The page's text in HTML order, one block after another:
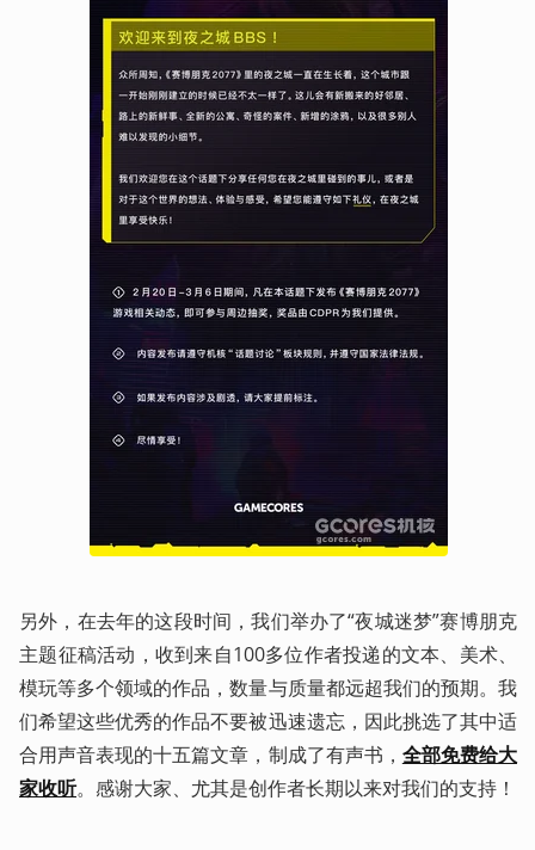
另外，在去年的这段时间，我们举办了“夜城迷梦”赛博朋克
主题征稿活动，收到来自100多位作者投递的文本、美术、
模玩等多个领域的作品，数量与质量都远超我们的预期。我
们希望这些优秀的作品不要被迅速遗忘，因此挑选了其中适
合用声音表现的十五篇文章，制成了有声书， 全部免费给大
家收听。感谢大家、尤其是创作者长期以来对我们的支持！